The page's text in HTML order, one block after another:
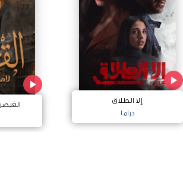
إلا الطلاق
دراما